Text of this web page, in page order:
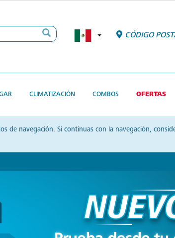
CÓDIGO
CLIMATIZACIÓN COMBOS OFERTAS
navegación. Si continuas con la navegación,